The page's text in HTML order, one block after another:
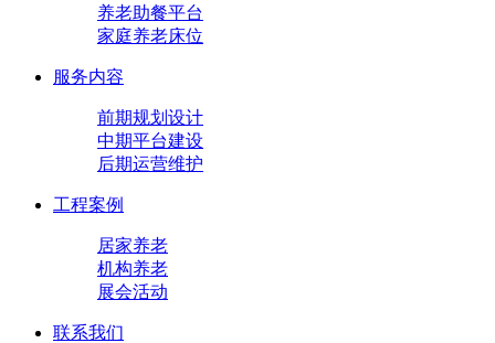
养老助餐平台
家庭养老床位
服务内容
前期规划设计
中期平台建设
后期运营维护
工程案例
居家养老
机构养老
展会活动
联系我们